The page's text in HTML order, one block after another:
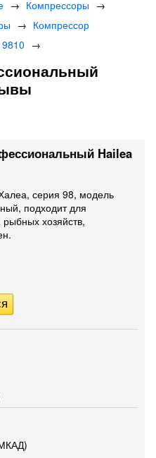
→ Компрессоры →
→ Компрессор
→
Hailea
серия 98, модель
подходит для
хозяйств,